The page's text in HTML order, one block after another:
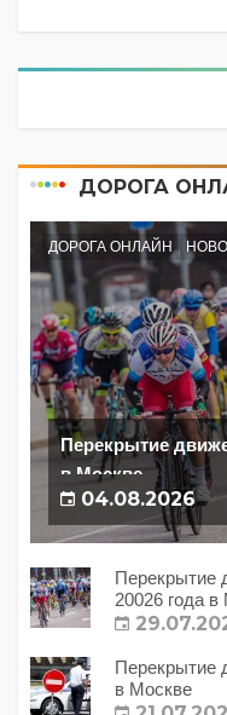
ДОРОГА
ДОРОГА ОНЛАЙН
Перекрытие
в Москве
04.08.2026
Перекрытие
20026 года
Перекрытие
в Москве